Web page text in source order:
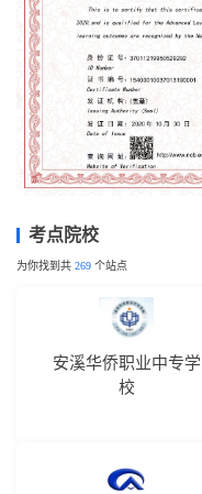
考点院校
为你找到共 269 个站点
安溪华侨职业中专学
校